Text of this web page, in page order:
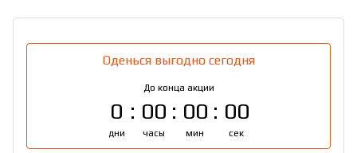
Оденься выгодно сегодня
До конца акции
0
дни
00
часы
00
мин
00
сек